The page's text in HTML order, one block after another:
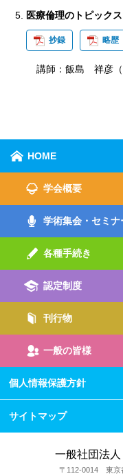
医療倫理のトピックス
抄録 略歴
講師：飯島 祥彦
HOME
学会概要
学術集会・セミナ
各種手続き
認定制度
刊行物
一般の皆様
個人情報保護方針
サイトマップ
一般社団法
〒112-0014 東京